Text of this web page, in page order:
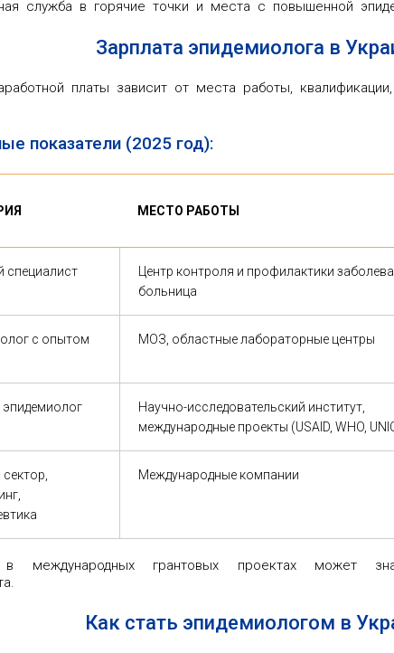
служба в горячие точки и места с повышенной
Зарплата эпидемиолога в
платы зависит от места работы,
показатели (2025 год):
МЕСТО РАБОТЫ
специалист
Центр контроля и профилактики
больница
с опытом
МОЗ, областные лабораторные центры
Научно-исследовательский институт,
международные проекты (USAID, WHO,
Международные компании
в международных грантовых проектах может
Как стать эпидемиологом в